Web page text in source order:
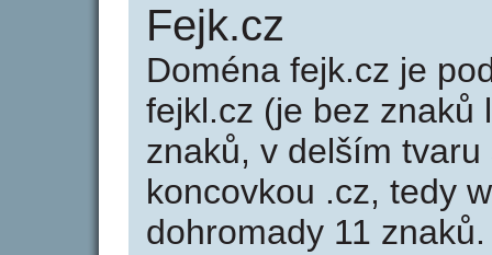
Fejk.cz
Doména fejk.cz je
fejkl.cz (je bez znaků
znaků, v delším
koncovkou .cz, tedy
dohromady 11